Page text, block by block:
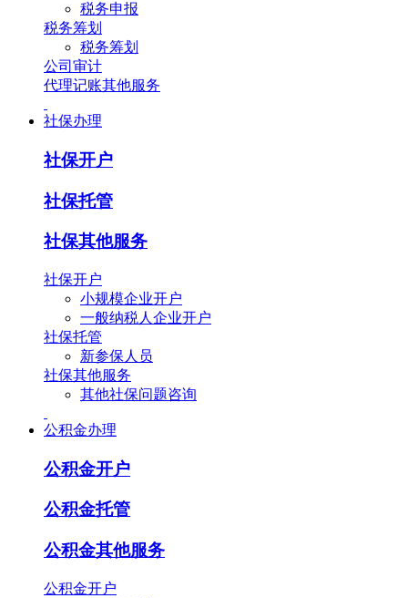
税务申报
税务筹划
税务筹划
公司审计
代理记账其他服务
社保办理
社保开户
社保托管
社保其他服务
社保开户
小规模企业开户
一般纳税人企业开户
社保托管
新参保人员
社保其他服务
其他社保问题咨询
公积金办理
公积金开户
公积金托管
公积金其他服务
公积金开户